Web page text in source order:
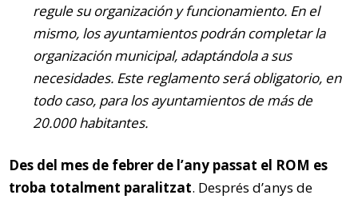
regule su organización y funcionamiento. En el
mismo, los ayuntamientos podrán completar la
organización municipal, adaptándola a sus
necesidades. Este reglamento será obligatorio, en
todo caso, para los ayuntamientos de más de
20.000 habitantes.
Des del mes de febrer de l’any passat el ROM es
troba totalment paralitzat. Després d’anys de